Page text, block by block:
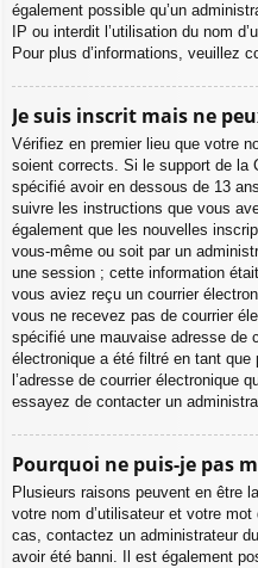
également possible qu’un
IP ou interdit l’utilisation du nom
Pour plus d’informations, veuillez
Je suis inscrit mais ne
Vérifiez en premier lieu que votre
soient corrects. Si le support de la
spécifié avoir en dessous de 13
suivre les instructions que vous
également que les nouvelles
vous-même ou soit par un
une session ; cette information
vous aviez reçu un courrier
vous ne recevez pas de courrier
spécifié une mauvaise adresse de
électronique a été filtré en tant
l’adresse de courrier électronique
essayez de contacter un
Pourquoi ne puis-je pas
Plusieurs raisons peuvent en être
votre nom d’utilisateur et votre
cas, contactez un administrateur
avoir été banni. Il est également